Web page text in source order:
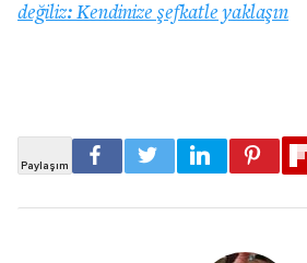
değiliz: Kendinize şefkatle yaklaşın